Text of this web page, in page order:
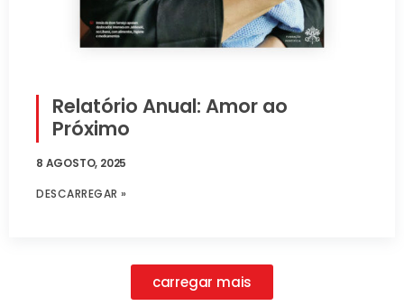
Relatório Anual: Amor ao
Próximo
8 AGOSTO, 2025
DESCARREGAR »
carregar mais